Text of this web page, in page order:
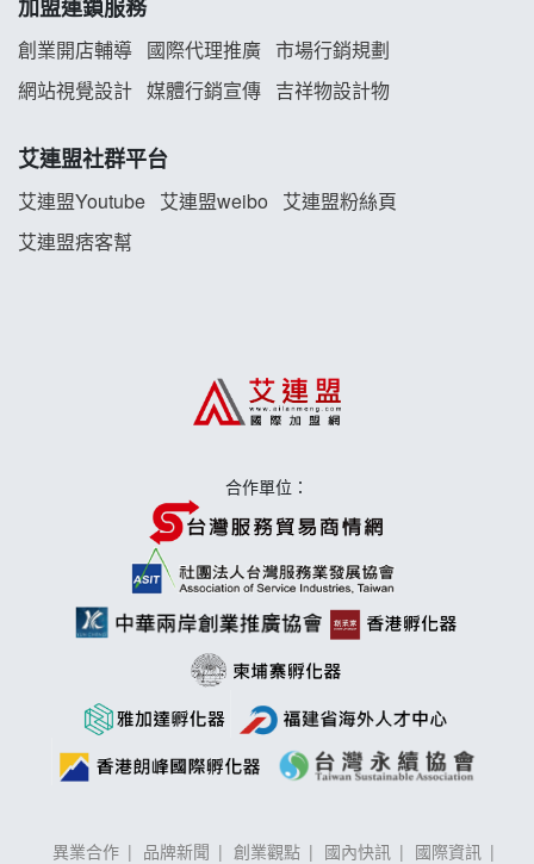
雞咕雞咕加盟說明會
TEA TOP加盟說明會
珍好味臭臭鍋加盟說明會
藍象廷泰式火鍋加盟說明會
莫尼早餐Morni加盟說明會
加盟連鎖服務
創業開店輔導 國際代理推廣 市場行銷規劃
網站視覺設計 媒體行銷宣傳 吉祥物設計物
艾連盟社群平台
艾連盟Youtube 艾連盟weibo
艾連盟粉絲頁
艾連盟痞客幫
合作單位：
異業合作 品牌新聞 創業觀點 國內快訊 國際資訊